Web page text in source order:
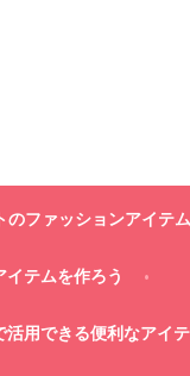
のファッションアイテ
イテムを作ろう
活用できる便利なアイ